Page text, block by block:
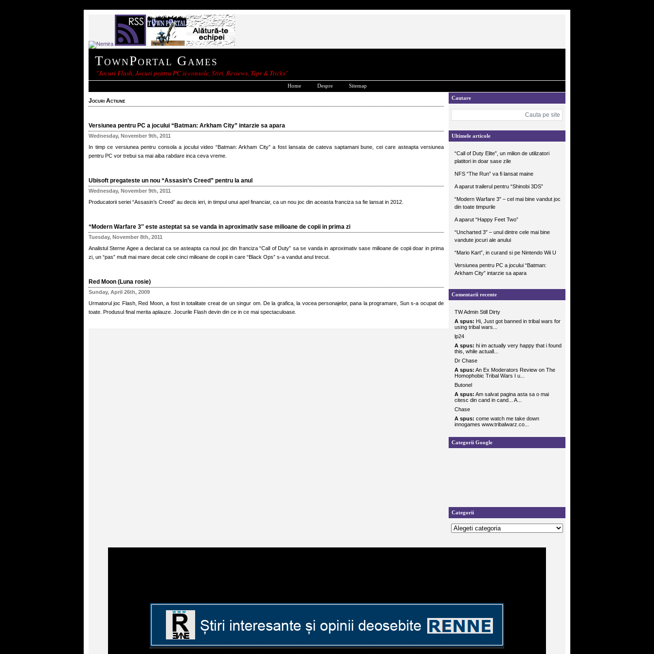
TownPortal Games
"Jocuri Flash, Jocuri pentru PC si console, Stiri, Reviews, Tips & Tricks"
Home Despre Sitemap
Cautare
Ultimele articole
“Call of Duty Elite”, un milion de utilizatori
platitori in doar sase zile
NFS “The Run” va fi lansat maine
A aparut trailerul pentru “Shinobi 3DS”
“Modern Warfare 3″ – cel mai bine vandut joc
din toate timpurile
A aparut “Happy Feet Two”
“Uncharted 3″ – unul dintre cele mai bine
vandute jocuri ale anului
“Mario Kart”, in curand si pe Nintendo Wii U
Versiunea pentru PC a jocului “Batman:
Arkham City” intarzie sa apara
Comentarii recente
TW Admin Still Dirty
A spus: Hi, Just got banned in tribal wars for
using tribal wars...
lp24
A spus: hi im actually very happy that i found
this, while actuall...
Dr Chase
A spus: An Ex Moderators Review on The
Homophobic Tribal Wars I u...
Butonel
A spus: Am salvat pagina asta sa o mai
citesc din cand in cand... A...
Chase
A spus: come watch me take down
innogames www.tribalwarz.co...
Categorii Google
Categorii
Jocuri Actiune
Versiunea pentru PC a jocului “Batman: Arkham City” intarzie sa apara
Wednesday, November 9th, 2011
In timp ce versiunea pentru consola a jocului video “Batman: Arkham City” a fost lansata de cateva saptamani bune, cei care asteapta versiunea
pentru PC vor trebui sa mai aiba rabdare inca ceva vreme.
Ubisoft pregateste un nou “Assasin’s Creed” pentru la anul
Wednesday, November 9th, 2011
Producatorii seriei “Assasin’s Creed” au decis ieri, in timpul unui apel financiar, ca un nou joc din aceasta franciza sa fie lansat in 2012.
“Modern Warfare 3″ este asteptat sa se vanda in aproximativ sase milioane de copii in prima zi
Tuesday, November 8th, 2011
Analistul Sterne Agee a declarat ca se asteapta ca noul joc din franciza “Call of Duty” sa se vanda in aproximativ sase milioane de copii doar in prima
zi, un “pas” mult mai mare decat cele cinci milioane de copii in care “Black Ops” s-a vandut anul trecut.
Red Moon (Luna rosie)
Sunday, April 26th, 2009
Urmatorul joc Flash, Red Moon, a fost in totalitate creat de un singur om. De la grafica, la vocea personajelor, pana la programare, Sun s-a ocupat de
toate. Produsul final merita aplauze. Jocurile Flash devin din ce in ce mai spectaculoase.